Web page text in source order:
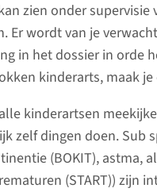
zien onder supervisie
Er wordt van je
in het dossier in orde
kinderarts, maak je
kinderartsen
zelf dingen doen. Sub
(BOKIT), astma,
(START)) zijn
Indeling stage
Het coschap begint op de
kinderafdeling, waar je de
eerste twee weken zal
Je loopt mee met de
de kinderafdeling en
kraamafdeling.